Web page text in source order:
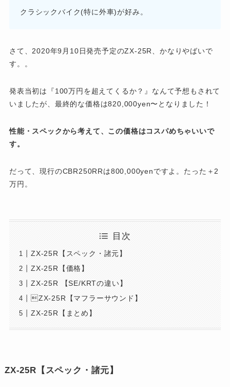
クラシックバイク(特に外車)が好み。
さて、2020年9月10日発売予定のZX-25R、かなりやばいで
す。。
発表当初は『100万円を超えてくるか？』なんて予想もされて
いましたが、最終的な価格は820,000yen〜となりました！
性能・スペックから考えて、この価格はコスパめちゃいいで
す。
だって、現行のCBR250RRは800,000yenですよ。たった＋2
万円。
目次
ZX-25R【スペック・諸元】
ZX-25R【価格】
ZX-25R 【SE/KRTの違い】
ZX-25R【マフラーサウンド】
ZX-25R【まとめ】
ZX-25R【スペック・諸元】